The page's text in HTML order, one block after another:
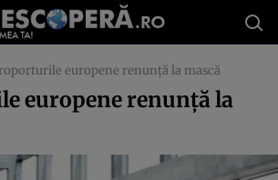
europene renunță la mască
europene renunță la